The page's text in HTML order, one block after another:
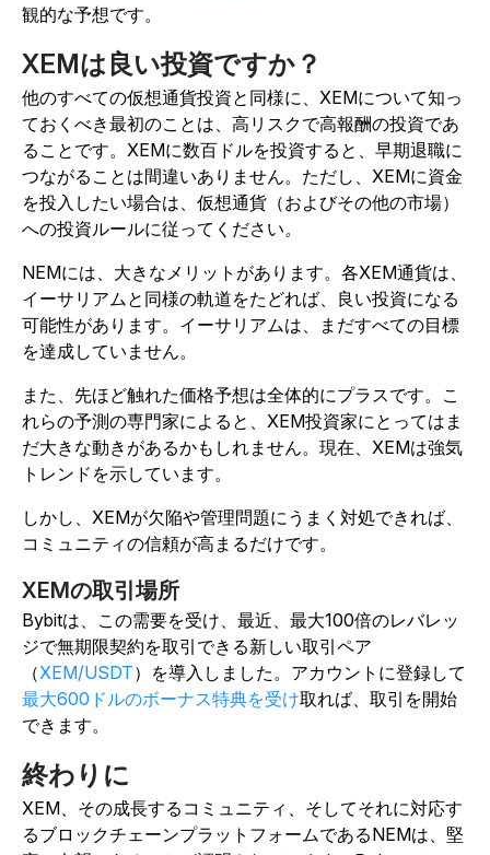
観的な予想です。
XEMは良い投資ですか？
他のすべての仮想通貨投資と同様に、XEMについて知っ
ておくべき最初のことは、高リスクで高報酬の投資であ
ることです。XEMに数百ドルを投資すると、早期退職に
つながることは間違いありません。ただし、XEMに資金
を投入したい場合は、仮想通貨（およびその他の市場）
への投資ルールに従ってください。
NEMには、大きなメリットがあります。各XEM通貨は、
イーサリアムと同様の軌道をたどれば、良い投資になる
可能性があります。イーサリアムは、まだすべての目標
を達成していません。
また、先ほど触れた価格予想は全体的にプラスです。こ
れらの予測の専門家によると、XEM投資家にとってはま
だ大きな動きがあるかもしれません。現在、XEMは強気
トレンドを示しています。
しかし、XEMが欠陥や管理問題にうまく対処できれば、
コミュニティの信頼が高まるだけです。
XEMの取引場所
Bybitは、この需要を受け、最近、最大100倍のレバレッ
ジで無期限契約を取引できる新しい取引ペア
（XEM/USDT）を導入しました。アカウントに登録して
最大600ドルのボーナス特典を受け取れば、取引を開始
できます。
終わりに
XEM、その成長するコミュニティ、そしてそれに対応す
るブロックチェーンプラットフォームであるNEMは、堅